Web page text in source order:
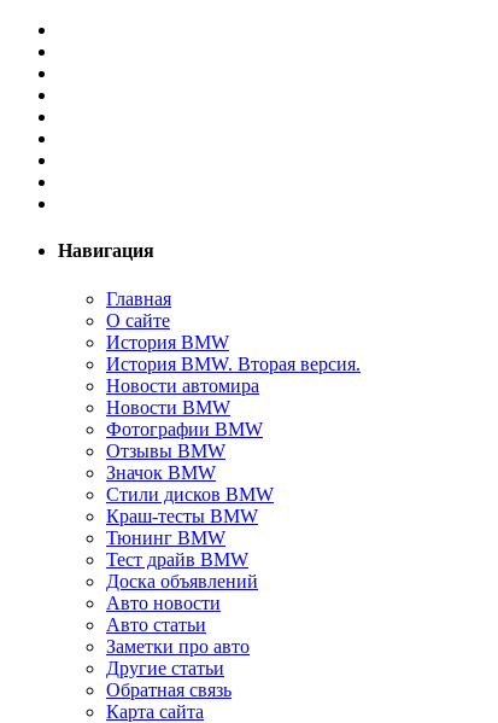
Навигация
Главная
О сайте
История BMW
История BMW. Вторая версия.
Новости автомира
Новости BMW
Фотографии BMW
Отзывы BMW
Значок BMW
Стили дисков BMW
Краш-тесты BMW
Тюнинг BMW
Тест драйв BMW
Доска объявлений
Авто новости
Авто статьи
Заметки про авто
Другие статьи
Обратная связь
Карта сайта